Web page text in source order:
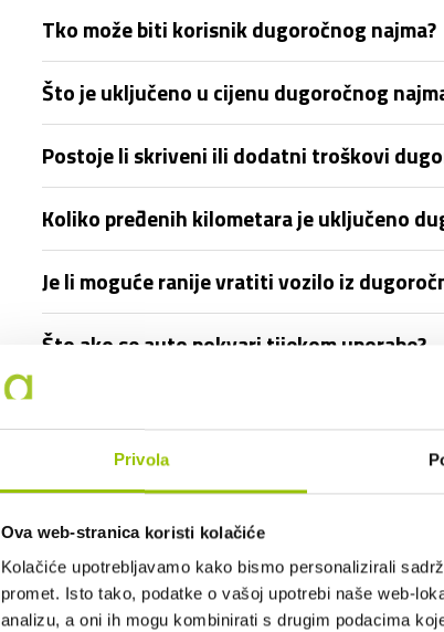
Privola
Ova web-stranica koristi kolačiće
Kolačiće upotrebljavamo kako bismo personalizirali
promet. Isto tako, podatke o vašoj upotrebi naše web-
analizu, a oni ih mogu kombinirati s drugim podacima
Tko može biti korisnik dugoročnog najma?
Što je uključeno u cijenu dugoročnog
Postoje li skriveni ili dodatni troškovi
Koliko pređenih kilometara je uključeno
Je li moguće ranije vratiti vozilo iz
Što ako se auto pokvari tijekom uporabe?
Mogu li otkupiti vozilo po isteku
Mogu li vozilo koristiti i drugi članovi
Što ako prouzročim prometni prekršaj ili